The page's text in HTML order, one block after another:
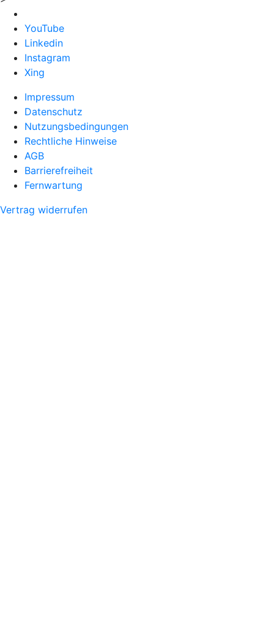
YouTube
Linkedin
Instagram
Xing
Impressum
Datenschutz
Nutzungsbedingungen
Rechtliche Hinweise
AGB
Barrierefreiheit
Fernwartung
Vertrag widerrufen